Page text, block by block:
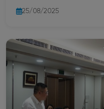
25/08/2025